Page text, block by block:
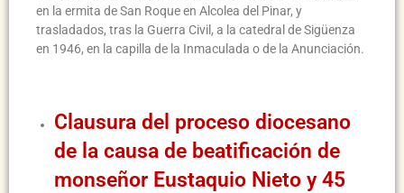
en la ermita de San Roque en Alcolea del Pinar, y
trasladados, tras la Guerra Civil, a la catedral de Sigüenza
en 1946, en la capilla de la Inmaculada o de la Anunciación.
Clausura del proceso diocesano
de la causa de beatificación de
monseñor Eustaquio Nieto y 45